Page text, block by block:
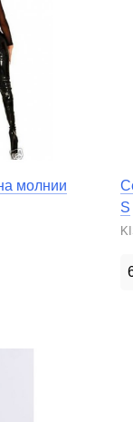
молнии
S